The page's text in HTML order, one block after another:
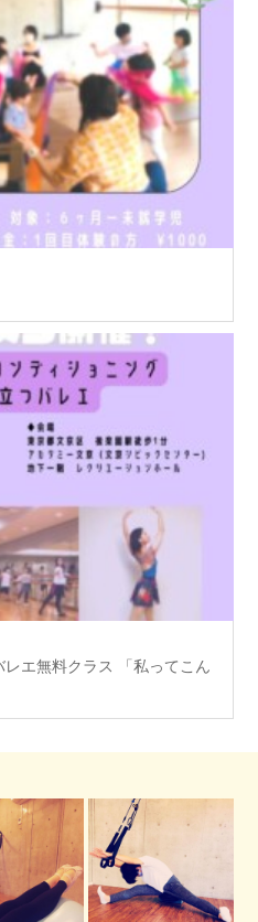
エ無料クラス 「私ってこん